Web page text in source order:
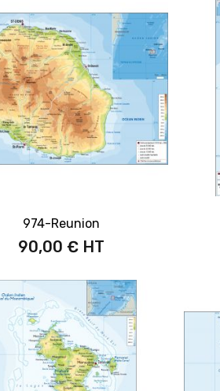
974-Reunion
90,00 €